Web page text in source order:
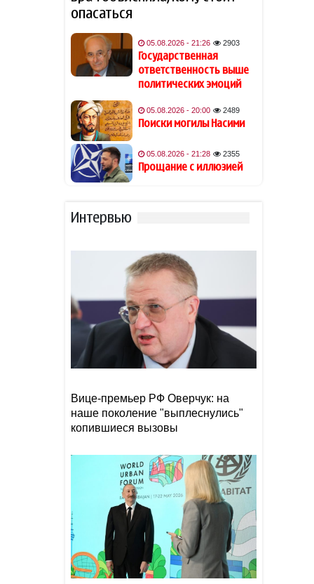
Уганды Давида Овори избили
до смерти во время
ограбления
17:24
Раскрыты подробности
тайной свадьбы Джиджи
17:19
Сикорский: перенос здания
посольства РФ в Варшаве
чреват разрывом
дипотношений
означает, если часто урчит
живот
Посол Украины в Польше
похвалил Бандеру
16:55
Ученые обнаружили новую
способность Солнца влиять
на жизнь на Земле
16:38
Киеву предрекли не
16:28
В Британии поразились
бессовестному поведению
МИД РФ назвал небольшим
практический результат от
поездки Зеленского в США
опасаться
05.08.2026 - 21:26 2903
Государственная
ответственность выше
политических эмоций
05.08.2026 - 20:00 2489
Поиски могилы Насими
05.08.2026 - 21:28 2355
Прощание с иллюзией
Интервью
Вице-премьер РФ Оверчук: на
наше поколение "выплеснулись"
копившиеся вызовы